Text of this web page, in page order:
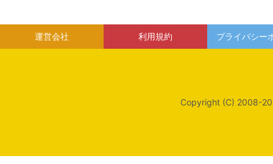
運営会社 利用規約 プライバシー
Copyright (C) 2008-